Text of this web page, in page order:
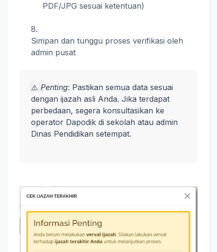
PDF/JPG sesuai ketentuan)
Simpan dan tunggu proses verifikasi oleh
admin pusat
⚠️ Penting: Pastikan semua data sesuai
dengan ijazah asli Anda. Jika terdapat
perbedaan, segera konsultasikan ke
operator Dapodik di sekolah atau admin
Dinas Pendidikan setempat.